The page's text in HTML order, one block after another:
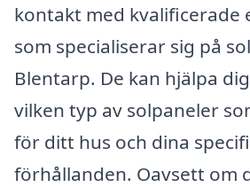
kontakt med
som specialiserar sig på
Blentarp. De kan hjälpa
vilken typ av solpaneler
för ditt hus och dina
förhållanden. Oavsett om